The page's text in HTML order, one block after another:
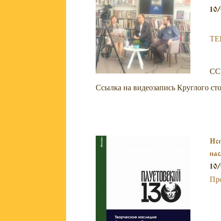
Ссылка на видеозапись Круглого